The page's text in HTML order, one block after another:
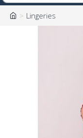
Lingeries